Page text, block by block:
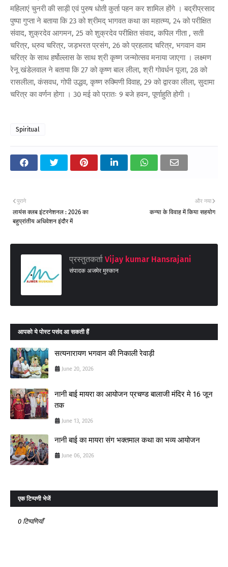
महिलाएं चुनरी की साड़ी एवं पुरुष धोती कुर्ता पहन कर शामिल होंगे । बद्रीप्रसाद
पुष्पा गुप्ता ने बताया कि 23 को श्रीमद् भागवत कथा का महात्म्य, 24 को परीक्षित
संवाद, शुक्रदेव आगमन, 25 को शुक्रदेव परीक्षित संवाद, कपिल गीता , सती
चरित्र, ध्रुव चरित्र, जड़भरत प्रसंग, 26 को प्रहलाद चरित्र, भगवान वाम
चरित्र के साथ हर्षोल्लास के साथ श्री कृष्ण जन्मोत्सव मनाया जाएगा । लक्ष्मण
रेनू खंडेलवाल ने बताया कि 27 को कृष्ण बाल लीला, श्री गोवर्धन पूजा, 28 को
रासलीला, कंसवध, गोपी उद्धव, कृष्ण रुक्मिणी विवाह, 29 को द्वारका लीला, सुदामा
चरित्र का वर्णन होगा । 30 मई को प्रातः 9 बजे हवन, पूर्णाहुति होगी ।
Spiritual
और नया
कन्या के विवाह में किया सहयोग
पुराने
लायंस क्लब इंटरनेशनल : 2026 का
बहुप्रांतीय अधिवेशन इंदौर में
प्रस्तुतकर्ता Vijay kumar Hansrajani
संपादक अजमेर मुस्कान
आपको ये पोस्ट पसंद आ सकती हैं
सत्यनारायण भगवान की निकाली रेवाड़ी
June 20, 2026
नानी बाई मायरा का आयोजन प्रचण्ड बालाजी मंदिर मे 16 जून
तक
June 13, 2026
नानी बाई का मायरा संग भक्तमाल कथा का भव्य आयोजन
June 06, 2026
एक टिप्पणी भेजें
0 टिप्पणियाँ